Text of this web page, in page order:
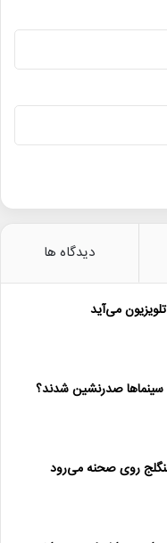
نامدار
پویانمایی
ایران دیدگاه ها
می‌آید
سینماها صدرنشین شدند؟
روی صحنه می‌رود